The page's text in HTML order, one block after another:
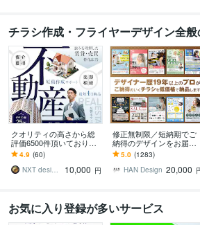
チラシ作成・フライヤーデザイン全
クオリティの高さから総
評価6500件頂いておりま
す 修正無制限！25年デザ
イナーだから出来る不動
産集客チラシ
4.9 (60)
NXT design 研究所
10,000 円
修正無制限／短納期でご
納得のデザインをお届け
します その他、パンフ・
ポスター・メニュー・名
刺・看板 etc.
5.0 (1283)
HAN Design 20,000
お気に入り登録が多いサービス